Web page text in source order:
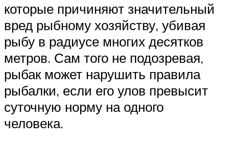
которые причиняют значительный
вред рыбному хозяйству, убивая
рыбу в радиусе многих десятков
метров. Сам того не подозревая,
рыбак может нарушить правила
рыбалки, если его улов превысит
суточную норму на одного
человека.